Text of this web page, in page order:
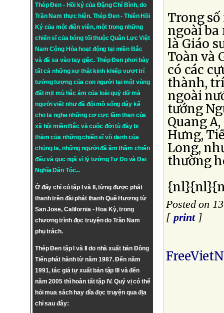
Thép Đen - Hồi ký của Đặng Chí Bình, do
Trần Nam thực hiện. Thép Đen- Thiên Hồi
Ký của một điện viên, một trong những
chiến sĩ của bóng tối thuộc Quân Lực Việt
Nam Cộng Hòa hoạt động tại miền Bắc
và đã sa vào tay giặc. Thép Đen phơi bày
tất cả những sự thật kinh khiếp vượt trí
tưởng tượng của con người tại một vùng
đất mịt mù hắc ám của loài quỷ dữ mà
người viết như đã đội mồ sống dậy kể
cho ta nghe những cơ cực lầm than của
xã hội miền Bắc và cuộc đời tù đày bi
thảm của những chiến sĩ vô danh của
chúng ta, những người đã âm thầm chiến
đấu và gục ngã vì lý tưởngTự DovàĐại
Nghĩa Dân Tộc...
Ở đây chỉ có tập I và II, từng được phát
thanh trên đài phát thanh Quê Hương từ
San Jose, California - Hoa Kỳ, trong
chương trình đọc truyện do Trần Nam
phụ trách.
Thép Đen tập I và II do nhà xuất bản Đông
Tiến phát hành từ năm 1987. Đến năm
1991, tác giả tự xuất bản tập III và đến
năm 2005 thì hoàn tất tập IV. Quý vị có thể
hỏi mua sách hay dĩa đọc truyện qua địa
chỉ sau đây:
Trong
ngoài
là Giáo
Toàn và
có các
thành,
ngoài
tướng
Quang
Hưng,
Long,
thường
Posted on
[ print]